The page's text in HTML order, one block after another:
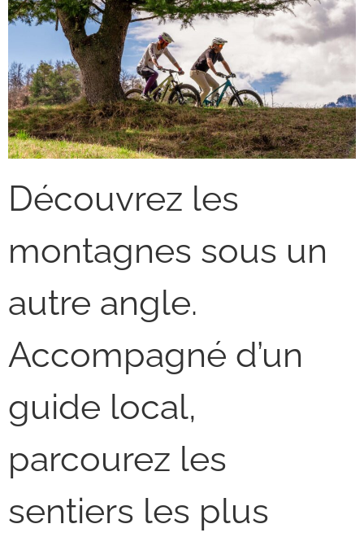
Découvrez les
montagnes sous un
autre angle.
Accompagné d’un
guide local,
parcourez les
sentiers les plus